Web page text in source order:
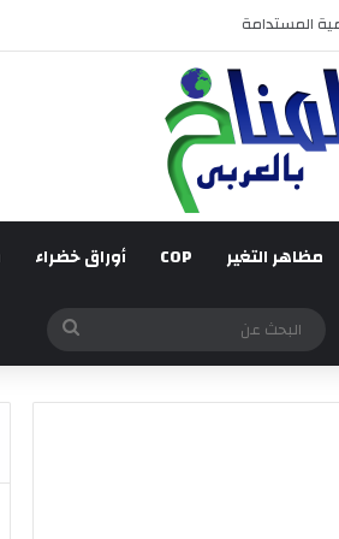
مظاهر التغير COP أوراق خضراء
مقال عشوائي
عن